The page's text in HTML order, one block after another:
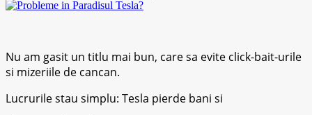
Nu am gasit un titlu mai bun, care sa evite click-bait-urile
si mizeriile de cancan.
Lucrurile stau simplu: Tesla pierde bani si